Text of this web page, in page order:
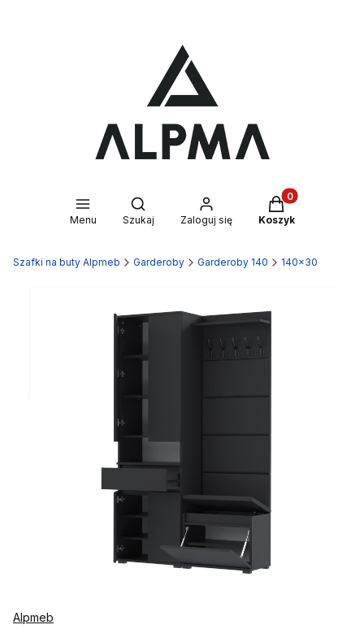
Menu
Otwórz wyszukiwarkę
Szukaj Zaloguj się
Produkty w
Koszyk
Szafki na buty Alpmeb Garderoby Garderoby 140 140x30
Alpmeb